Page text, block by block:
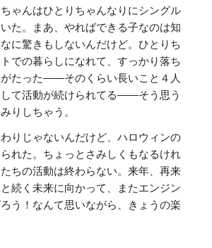
ゃんはひとりちゃんなりにシングル
た。まあ、やればできる子なのは知
に驚きもしないんだけど。ひとりち
での暮らしになれて、すっかり落ち
たった――そのくらい長いこと４人
て活動が続けられてる――そう思う
りしちゃう。
りじゃないんだけど、ハロウィンの
れた。ちょっとさみしくもなるけれ
ちの活動は終わらない。来年、再来
続く未来に向かって、またエンジン
う！なんて思いながら、きょうの楽